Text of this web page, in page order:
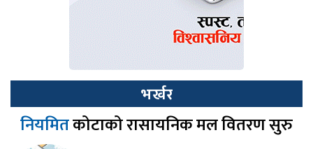
भर्खर
नियमितकोटाको रासायनिक मल वितरण सुरु